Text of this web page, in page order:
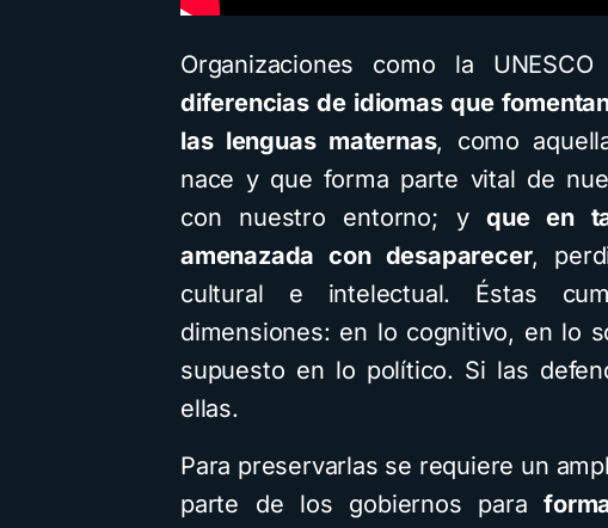
Organizaciones como la
diferencias de idiomas que
las lenguas maternas, como
nace y que forma parte vital de
con nuestro entorno; yque en
amenazada con desaparecer,
cultural e intelectual. Éstas
dimensiones: en lo cognitivo, en lo
supuesto en lo político. Si las
ellas.
Para preservarlas se requiere un
parte de los gobiernos para